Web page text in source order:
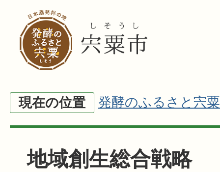
現在の位置 発酵のふるさと宍粟
地域創生総合戦略